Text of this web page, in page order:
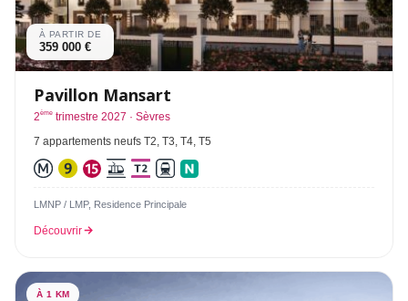
À PARTIR DE
359 000 €
Pavillon Mansart
2ème trimestre 2027 · Sèvres
7 appartements neufs T2, T3, T4, T5
LMNP / LMP, Residence Principale
Découvrir
À 1 KM